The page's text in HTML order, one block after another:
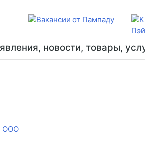
новости, товары,